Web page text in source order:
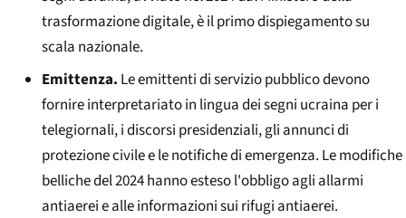
trasformazione digitale, è il primo dispiegamento su
scala nazionale.
Emittenza. Le emittenti di servizio pubblico devono
fornire interpretariato in lingua dei segni ucraina per i
telegiornali, i discorsi presidenziali, gli annunci di
protezione civile e le notifiche di emergenza. Le modifiche
belliche del 2024 hanno esteso l'obbligo agli allarmi
antiaerei e alle informazioni sui rifugi antiaerei.